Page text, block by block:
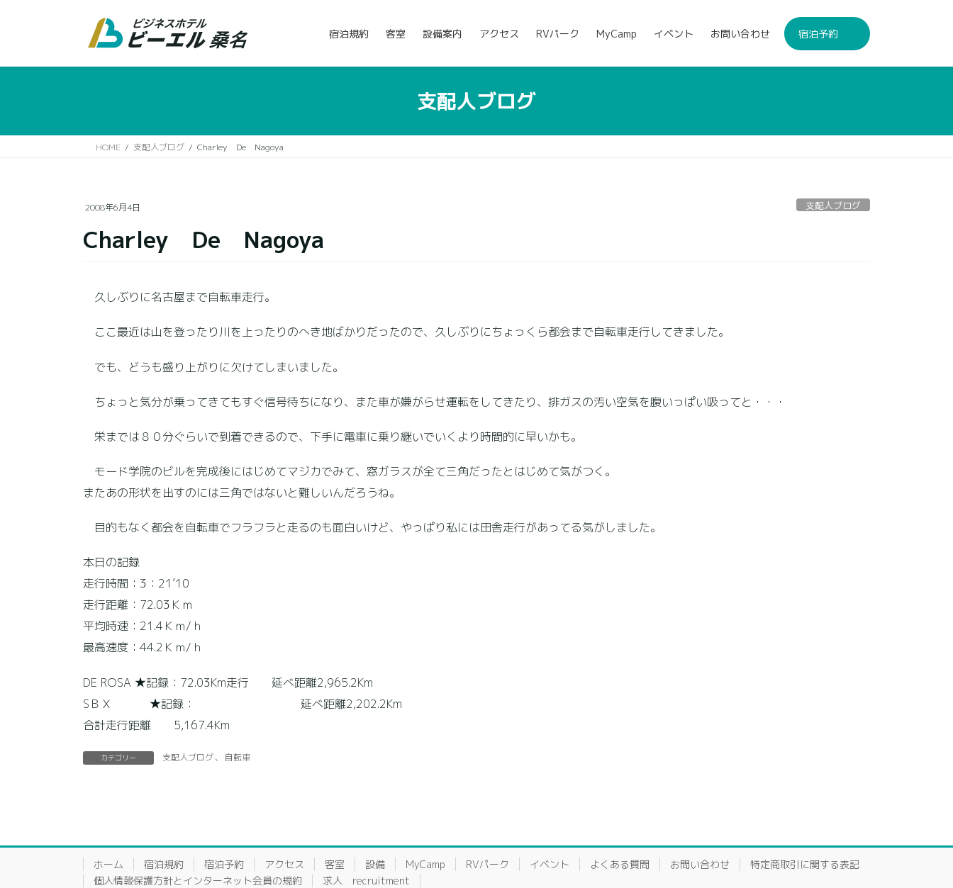
宿泊規約 客室 設備案内 アクセス RVパーク MyCamp イベント お問い合わせ 宿泊予約
支配人ブログ
HOME 支配人ブログ Charley De Nagoya
2008年6月4日 支配人ブログ
Charley De Nagoya
久しぶりに名古屋まで自転車走行。
ここ最近は山を登ったり川を上ったりのへき地ばかりだったので、久しぶりにちょっくら都会まで自転車走行してきました。
でも、どうも盛り上がりに欠けてしまいました。
ちょっと気分が乗ってきてもすぐ信号待ちになり、また車が嫌がらせ運転をしてきたり、排ガスの汚い空気を腹いっぱい吸ってと・・・
栄までは８０分ぐらいで到着できるので、下手に電車に乗り継いでいくより時間的に早いかも。
モード学院のビルを完成後にはじめてマジカでみて、窓ガラスが全て三角だったとはじめて気がつく。
またあの形状を出すのには三角ではないと難しいんだろうね。
目的もなく都会を自転車でフラフラと走るのも面白いけど、やっぱり私には田舎走行があってる気がしました。
本日の記録
走行時間：3：21’10
走行距離：72.03Ｋｍ
平均時速：21.4Ｋｍ/ｈ
最高速度：44.2Ｋｍ/ｈ
DE ROSA ★記録：72.03Km走行 延べ距離2,965.2Km
SＢＸ ★記録： 延べ距離2,202.2Km
合計走行距離 5,167.4Km
カテゴリー 支配人ブログ、 自転車
ホーム 宿泊規約 宿泊予約 アクセス 客室 設備 MyCamp RVパーク イベント よくある質問 お問い合わせ
特定商取引に関する表記
個人情報保護方針とインターネット会員の規約
求人 recruitment